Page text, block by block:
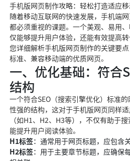
手机版网页制作攻略：轻松打造适应
随着移动互联网的快速发展，手机端
都必须重视的课题。一个美观、易用
仅能够提升用户体验，还能有效提高
您详细解析手机版网页制作的关键要
标准、兼容移动端的优质网页。
一、优化基础：符合
结构
一个符合SEO（搜索引擎优化）标准
性强的结构，这对于手机版网页同样
（如H1、H2、H3等），不仅有助于
能提升用户阅读体验。
H1标签：通常用于网页标题，应包含
H2标签：用于主要章节标题，应确保